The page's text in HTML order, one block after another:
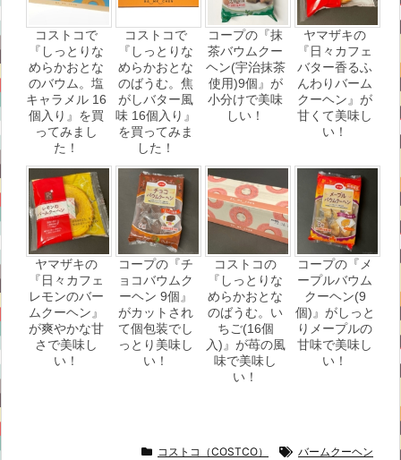
コストコで
『しっとりな
めらかおとな
のバウム。塩
キャラメル 16
個入り』を買
ってみまし
た！
コストコで
『しっとりな
めらかおとな
のばうむ。焦
がしバター風
味 16個入り』
を買ってみま
した！
コープの『抹
茶バウムクー
ヘン(宇治抹茶
使用)9個』が
小分けで美味
しい！
ヤマザキの
『日々カフェ
バター香るふ
んわりバーム
クーヘン』が
甘くて美味し
い！
ヤマザキの
『日々カフェ
レモンのバー
ムクーヘン』
が爽やかな甘
さで美味し
い！
コープの『チ
ョコバウムク
ーヘン 9個』
がカットされ
て個包装でし
っとり美味し
い！
コストコの
『しっとりな
めらかおとな
のばうむ。い
ちご(16個
入)』が苺の風
味で美味し
い！
コープの『メ
ープルバウム
クーヘン(9
個)』がしっと
りメープルの
甘味で美味し
い！
コストコ（COSTCO） バームクーヘン